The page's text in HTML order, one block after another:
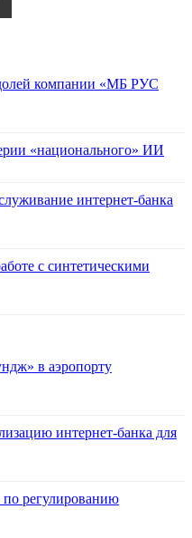
компании «МБ РУС
«национального» ИИ
интернет-банка
с синтетическими
в аэропорту
интернет-банка для
регулированию